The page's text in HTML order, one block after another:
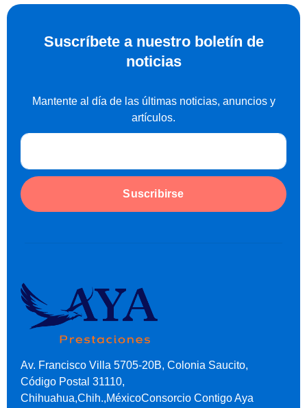
Suscríbete a nuestro boletín de
noticias
Mantente al día de las últimas noticias, anuncios y
artículos.
Suscribirse
Av. Francisco Villa 5705-20B, Colonia Saucito,
Código Postal 31110,
Chihuahua,Chih.,MéxicoConsorcio Contigo Aya